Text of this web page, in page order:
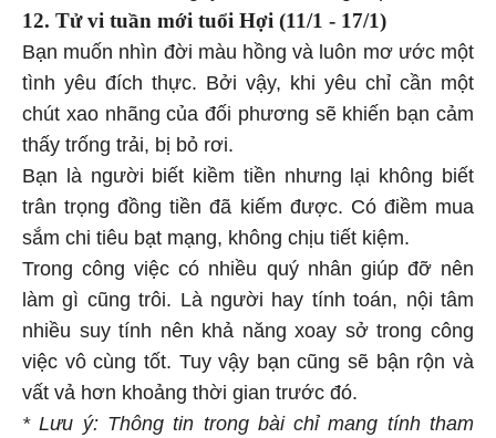
12. Tử vi tuần mới tuổi Hợi (11/1 - 17/1)
Bạn muốn nhìn đời màu hồng và luôn mơ ước một
tình yêu đích thực. Bởi vậy, khi yêu chỉ cần một
chút xao nhãng của đối phương sẽ khiến bạn cảm
thấy trống trải, bị bỏ rơi.
Bạn là người biết kiềm tiền nhưng lại không biết
trân trọng đồng tiền đã kiếm được. Có điềm mua
sắm chi tiêu bạt mạng, không chịu tiết kiệm.
Trong công việc có nhiều quý nhân giúp đỡ nên
làm gì cũng trôi. Là người hay tính toán, nội tâm
nhiều suy tính nên khả năng xoay sở trong công
việc vô cùng tốt. Tuy vậy bạn cũng sẽ bận rộn và
vất vả hơn khoảng thời gian trước đó.
* Lưu ý: Thông tin trong bài chỉ mang tính tham